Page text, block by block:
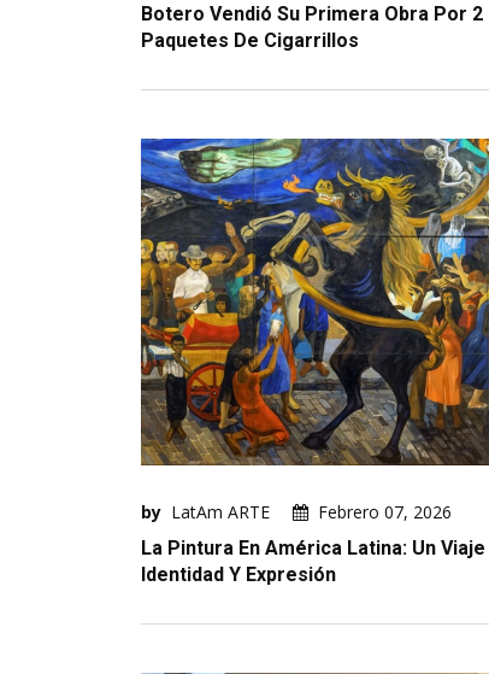
Botero Vendió Su Primera Obra Por 2
Paquetes De Cigarrillos
by LatAm ARTE
Febrero 07, 2026
La Pintura En América Latina: Un Viaje
Identidad Y Expresión